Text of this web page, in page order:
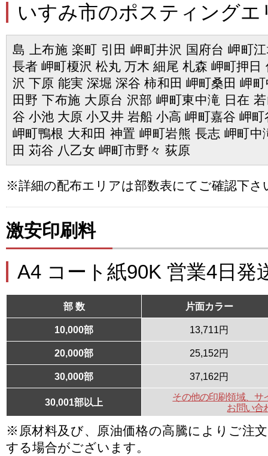
いすみ市のポスティングエ
島 上布施 楽町 引田 岬町井沢 国府台 岬町
長者 岬町榎沢 松丸 万木 細尾 札森 岬町押日
沢 下原 能実 深堀 深谷 柿和田 岬町桑田 岬
田野 下布施 大原台 沢部 岬町東中滝 日在
谷 小池 大原 小又井 岩船 小高 岬町嘉谷 岬
岬町鴨根 大和田 神置 岬町岩熊 長志 岬町
田 苅谷 八乙女 岬町市野々 荻原
※詳細の配布エリアは部数表にてご確認下さ
激安印刷料
A4 コート紙90K 営業4日発
部 数 片面カラー
10,000部 13,711円
20,000部 25,152円
30,000部 37,162円
30,001部以上
その他の印刷領域、サ
お問い合
※原材料及び、原油価格の高騰によりご注
する場合がございます。